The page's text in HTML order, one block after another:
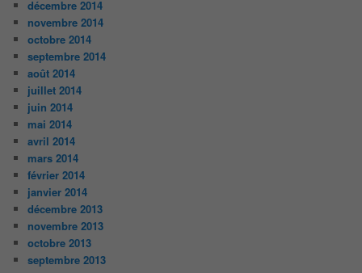
décembre 2014
novembre 2014
octobre 2014
septembre 2014
août 2014
juillet 2014
juin 2014
mai 2014
avril 2014
mars 2014
février 2014
janvier 2014
décembre 2013
novembre 2013
octobre 2013
septembre 2013